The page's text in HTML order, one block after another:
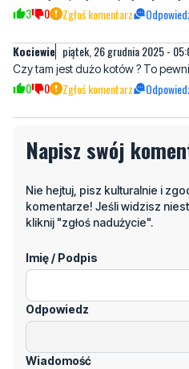
3 0 Zgłoś komentarz
Kociewie piątek, 26 grudnia 2025 -
Czy tam jest dużo kotów ? To
0 0 Zgłoś komentarz
Napisz swój
Nie hejtuj, pisz kulturalnie i
komentarze! Jeśli widzisz
kliknij "zgłoś nadużycie".
Imię / Podpis
Odpowiedz
Wiadomość